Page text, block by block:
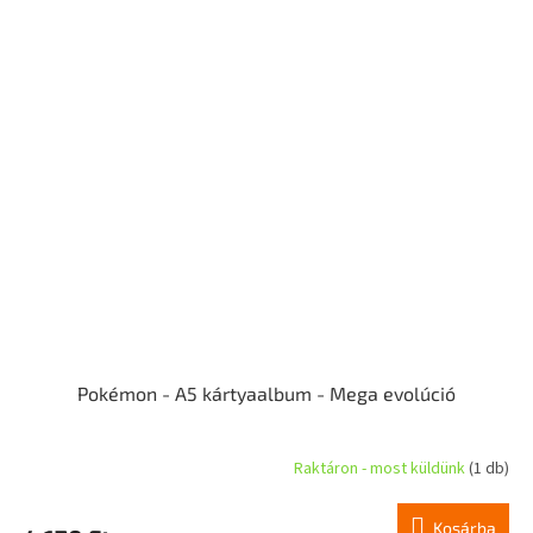
Pokémon - A5 kártyaalbum - Mega evolúció
Raktáron - most küldünk(1 db)
Kosárba